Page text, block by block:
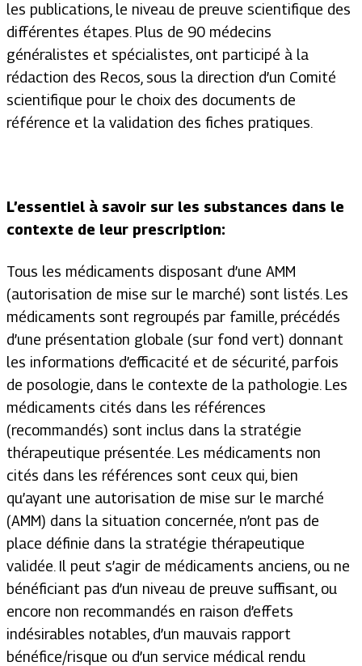
les publications, le niveau de preuve scientifique des
différentes étapes. Plus de 90 médecins
généralistes et spécialistes, ont participé à la
rédaction des Recos, sous la direction d’un Comité
scientifique pour le choix des documents de
référence et la validation des fiches pratiques.
L’essentiel à savoir sur les substances dans le
contexte de leur prescription:
Tous les médicaments disposant d’une AMM
(autorisation de mise sur le marché) sont listés. Les
médicaments sont regroupés par famille, précédés
d’une présentation globale (sur fond vert) donnant
les informations d’efficacité et de sécurité, parfois
de posologie, dans le contexte de la pathologie. Les
médicaments cités dans les références
(recommandés) sont inclus dans la stratégie
thérapeutique présentée. Les médicaments non
cités dans les références sont ceux qui, bien
qu’ayant une autorisation de mise sur le marché
(AMM) dans la situation concernée, n’ont pas de
place définie dans la stratégie thérapeutique
validée. Il peut s’agir de médicaments anciens, ou ne
bénéficiant pas d’un niveau de preuve suffisant, ou
encore non recommandés en raison d’effets
indésirables notables, d’un mauvais rapport
bénéfice/risque ou d’un service médical rendu